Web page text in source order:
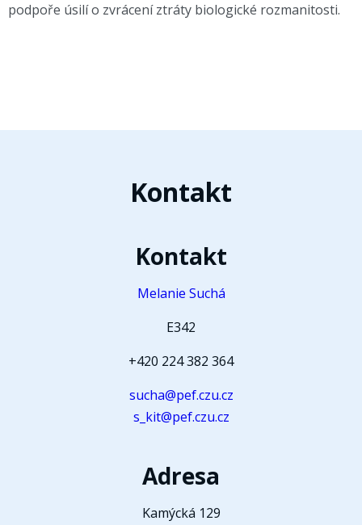
podpoře úsilí o zvrácení ztráty biologické rozmanitosti.
Kontakt
Kontakt
Melanie Suchá
E342
+420 224 382 364
sucha@pef.czu.cz
s_kit@pef.czu.cz
Adresa
Kamýcká 129